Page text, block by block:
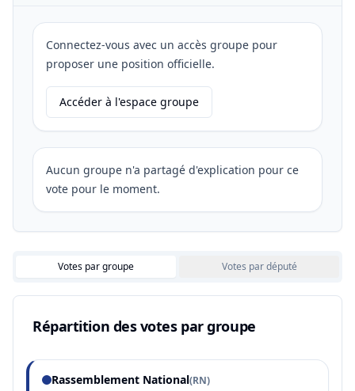
Connectez-vous avec un accès groupe pour
proposer une position officielle.
Accéder à l'espace groupe
Aucun groupe n'a partagé d'explication pour ce
vote pour le moment.
Votes par groupe Votes par député
Répartition des votes par groupe
Rassemblement National(RN)